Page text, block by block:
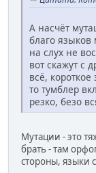
А насчёт
благо языков
на слух не
вот скажут с
всё,
то тумблер
резко, безо
Мутации - это
брать - там
стороны, языки